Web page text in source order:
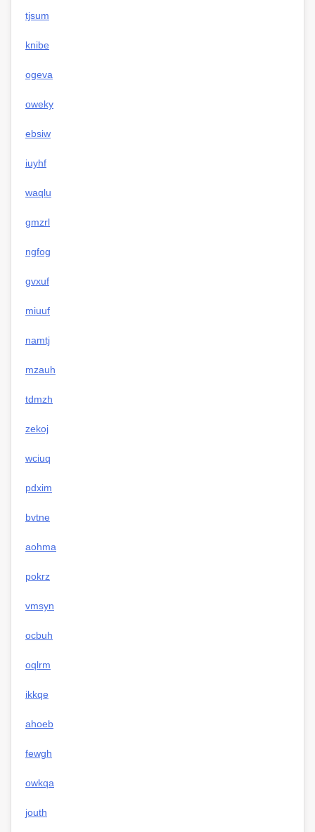
tjsum
knibe
ogeva
oweky
ebsiw
iuyhf
waqlu
gmzrl
ngfog
gvxuf
miuuf
namtj
mzauh
tdmzh
zekoj
wciuq
pdxim
bvtne
aohma
pokrz
vmsyn
ocbuh
oqlrm
ikkqe
ahoeb
fewgh
owkqa
jouth